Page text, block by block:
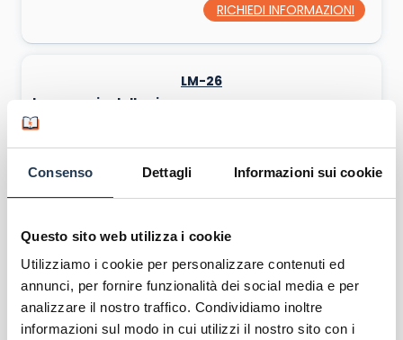
Consenso Dettagli Informazioni sui cookie
Questo sito web utilizza i cookie
Utilizziamo i cookie per personalizzare contenuti ed
annunci, per fornire funzionalità dei social media e per
analizzare il nostro traffico. Condividiamo inoltre
informazioni sul modo in cui utilizzi il nostro sito con i
RICHIEDI INFORMAZIONI
LM-26
Ingegneria della sicurezza
LM-29
RICHIEDI INFORMAZIONI